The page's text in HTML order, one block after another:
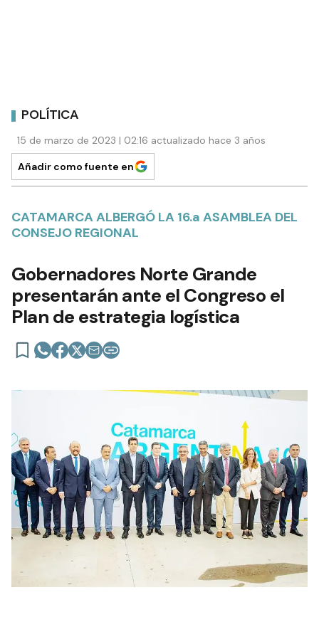
POLÍTICA
15 de marzo de 2023 | 02:16 actualizado hace 3 años
Añadir como fuente en
CATAMARCA ALBERGÓ LA 16.a ASAMBLEA DEL
CONSEJO REGIONAL
Gobernadores Norte Grande
presentarán ante el Congreso el
Plan de estrategia logística